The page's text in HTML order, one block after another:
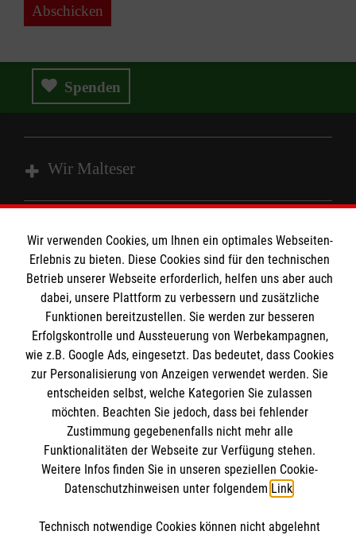
Abschicken
Spenden
Wir Malteser
Angebote & Leistungen
Kursangebote
Mitarbeiten
Wir Malteser
Informationen
Kontakt
Impressum
Datenschutz
Malteser online
Malteserorden
Malteser Jugend
Malteser International
Malteser-Cloud
Spendenkonto
Empfänger: Malteser Hilfsdienst e.V.
Soziale Netzwerke
Wir verwenden Cookies, um Ihnen ein optimales Webseiten-
Erlebnis zu bieten. Diese Cookies sind für den technischen
Betrieb unserer Webseite erforderlich, helfen uns aber auch
dabei, unsere Plattform zu verbessern und zusätzliche
Funktionen bereitzustellen. Sie werden zur besseren
Erfolgskontrolle und Aussteuerung von Werbekampagnen,
wie z.B. Google Ads, eingesetzt. Das bedeutet, dass Cookies
zur Personalisierung von Anzeigen verwendet werden. Sie
entscheiden selbst, welche Kategorien Sie zulassen
möchten. Beachten Sie jedoch, dass bei fehlender
Zustimmung gegebenenfalls nicht mehr alle
Funktionalitäten der Webseite zur Verfügung stehen.
Weitere Infos finden Sie in unseren speziellen Cookie-
Datenschutzhinweisen unter folgendem Link.
Technisch notwendige Cookies können nicht abgelehnt